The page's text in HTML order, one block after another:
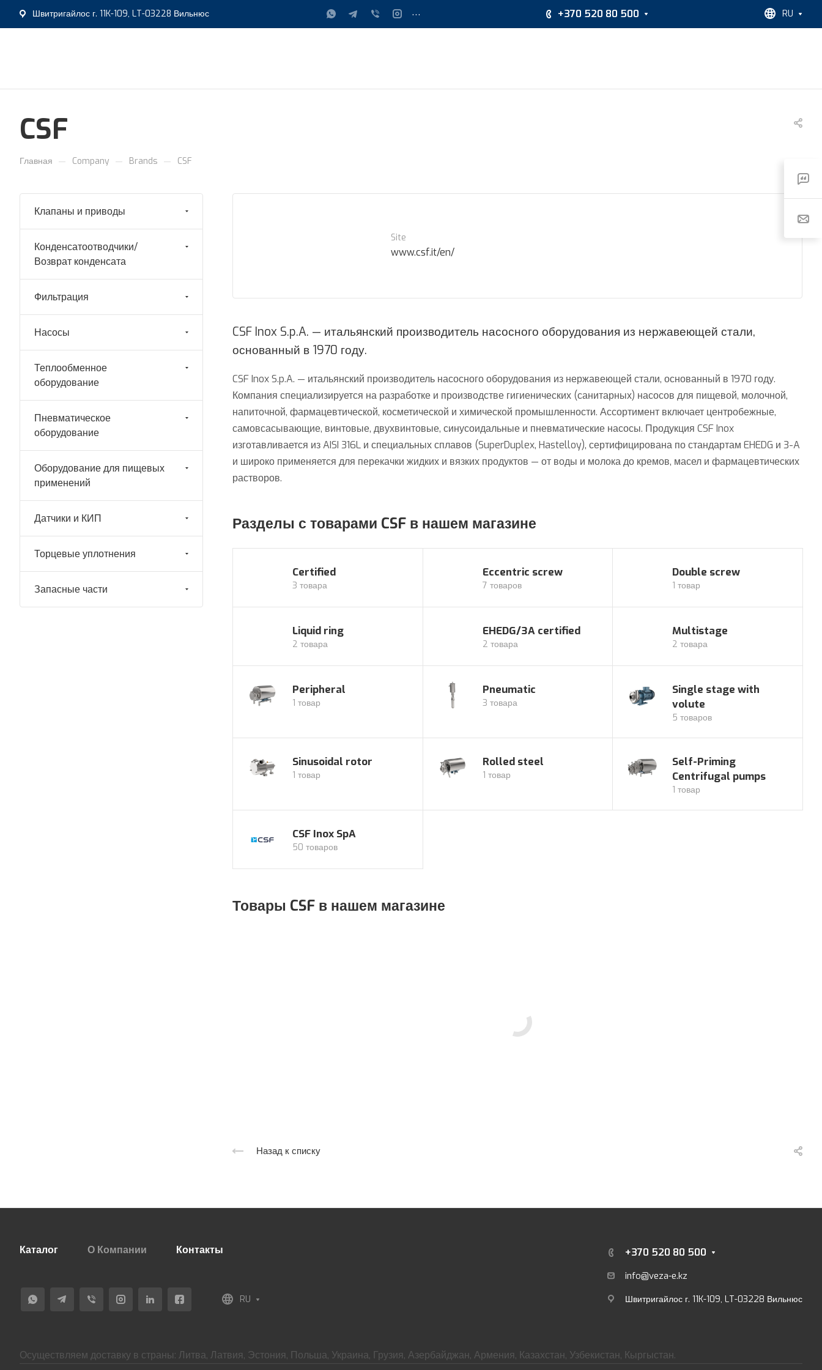
Швитригайлос г. 11K-109, LT-03228 Вильнюс ... +370 520 80 500 RU
CSF
Главная — Company — Brands — CSF
Site
www.csf.it/en/
CSF Inox S.p.A. — итальянский производитель насосного оборудования из нержавеющей стали,
основанный в 1970 году.
CSF Inox S.p.A. — итальянский производитель насосного оборудования из нержавеющей стали, основанный в 1970 году.
Компания специализируется на разработке и производстве гигиенических (санитарных) насосов для пищевой, молочной,
напиточной, фармацевтической, косметической и химической промышленности. Ассортимент включает центробежные,
самовсасывающие, винтовые, двухвинтовые, синусоидальные и пневматические насосы. Продукция CSF Inox
изготавливается из AISI 316L и специальных сплавов (SuperDuplex, Hastelloy), сертифицирована по стандартам EHEDG и 3-A
и широко применяется для перекачки жидких и вязких продуктов — от воды и молока до кремов, масел и фармацевтических
растворов.
Разделы с товарами CSF в нашем магазине
Certified
3 товара
Eccentric screw
7 товаров
Double screw
1 товар
Liquid ring
2 товара
EHEDG/3A certified
2 товара
Multistage
2 товара
Peripheral
1 товар
Pneumatic
3 товара
Single stage with
volute
5 товаров
Sinusoidal rotor
1 товар
Rolled steel
1 товар
Self-Priming
Centrifugal pumps
1 товар
CSF Inox SpA
50 товаров
Товары CSF в нашем магазине
Назад к списку
Клапаны и приводы
Конденсатоотводчики/
Возврат конденсата
Фильтрация
Насосы
Теплообменное
оборудование
Пневматическое
оборудование
Оборудование для пищевых
применений
Датчики и КИП
Торцевые уплотнения
Запасные части
Каталог О Компании Контакты
RU
+370 520 80 500
info@veza-e.kz
Швитригайлос г. 11K-109, LT-03228 Вильнюс
Осуществляем доставку в страны: Литва, Латвия, Эстония, Польша, Украина, Грузия, Азербайджан, Армения, Казахстан, Узбекистан, Кыргыстан.